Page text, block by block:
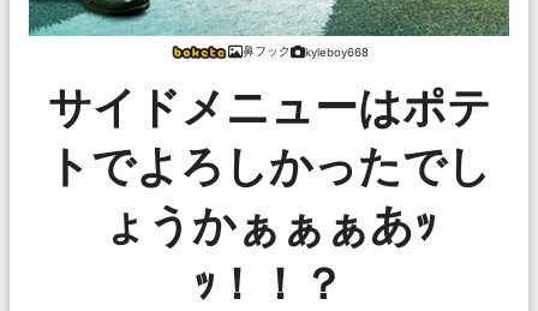
鼻フック kyleboy668
サイドメニューはポテ
トでよろしかったでし
ょうかぁぁぁあｯ
ｯ！！？